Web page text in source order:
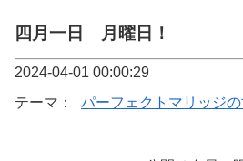
四月一日 月曜日！
2024-04-01 00:00:29
テーマ：
パーフェクトマリッジ